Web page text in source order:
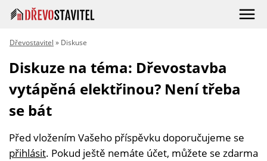
Dřevostavitel » Diskuse
Diskuze na téma: Dřevostavba
vytápěná elektřinou? Není třeba
se bát
Před vložením Vašeho příspěvku doporučujeme se
přihlásit. Pokud ještě nemáte účet, můžete se zdarma